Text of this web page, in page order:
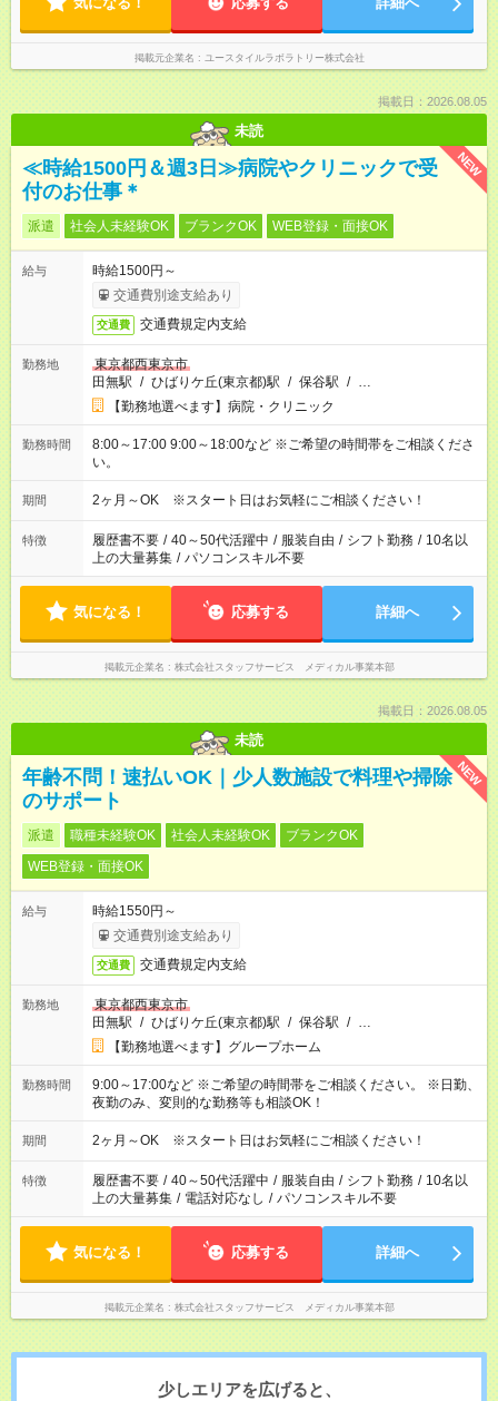
掲載元企業名 ユースタイルラボラトリー株式会社
掲載日：2026.08.05
未読
NEW
≪時給1500円＆週3日≫病院やクリニックで受
付のお仕事＊
派遣 社会人未経験OK ブランクOK WEB登録・面接OK
給与
時給1500円～
交通費別途支給あり
交通費 交通費規定内支給
勤務地
東京都西東京市
田無駅 / ひばりケ丘(東京都)駅 / 保谷駅 / …
【勤務地選べます】病院・クリニック
勤務時間
8:00～17:00 9:00～18:00など ※ご希望の時間帯をご相談くださ
い。
期間 2ヶ月～OK ※スタート日はお気軽にご相談ください！
特徴 履歴書不要 / 40～50代活躍中 / 服装自由 / シフト勤務 / 10名以
上の大量募集 / パソコンスキル不要
気になる！ 応募する 詳細へ
掲載元企業名 株式会社スタッフサービス メディカル事業本部
掲載日：2026.08.05
未読
NEW
年齢不問！速払いOK｜少人数施設で料理や掃除
のサポート
派遣 職種未経験OK 社会人未経験OK
ブランクOK
WEB登録・面接OK
給与
時給1550円～
交通費別途支給あり
交通費 交通費規定内支給
勤務地
東京都西東京市
田無駅 / ひばりケ丘(東京都)駅 / 保谷駅 / …
【勤務地選べます】グループホーム
勤務時間
9:00～17:00など ※ご希望の時間帯をご相談ください。 ※日勤、
夜勤のみ、変則的な勤務等も相談OK！
期間 2ヶ月～OK ※スタート日はお気軽にご相談ください！
特徴 履歴書不要 / 40～50代活躍中 / 服装自由 / シフト勤務 / 10名以
上の大量募集 / 電話対応なし / パソコンスキル不要
気になる！ 応募する 詳細へ
掲載元企業名 株式会社スタッフサービス メディカル事業本部
少しエリアを広げると、